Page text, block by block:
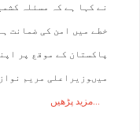
نے کہا ہے کہ مسئلہ
خطے میں امن کی ضمانت
پاکستان کے موقع پر
میںوزیراعلی مریم
مزید پڑھیں